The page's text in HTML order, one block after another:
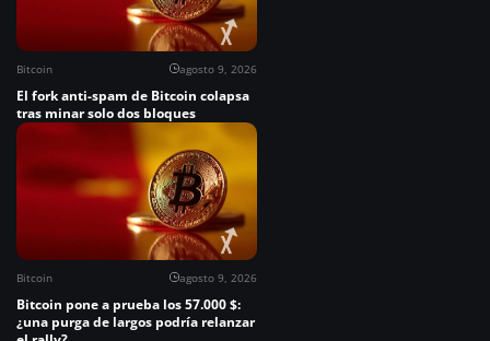
Bitcoin agosto 9, 2026
El fork anti-spam de Bitcoin colapsa
tras minar solo dos bloques
Bitcoin agosto 9, 2026
Bitcoin pone a prueba los 57.000 $:
¿una purga de largos podría relanzar